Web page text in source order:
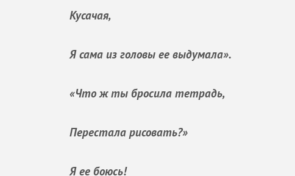
Кусачая,
Я сама из головы ее выдумала».
«Что ж ты бросила тетрадь,
Перестала рисовать?»
Я ее боюсь!